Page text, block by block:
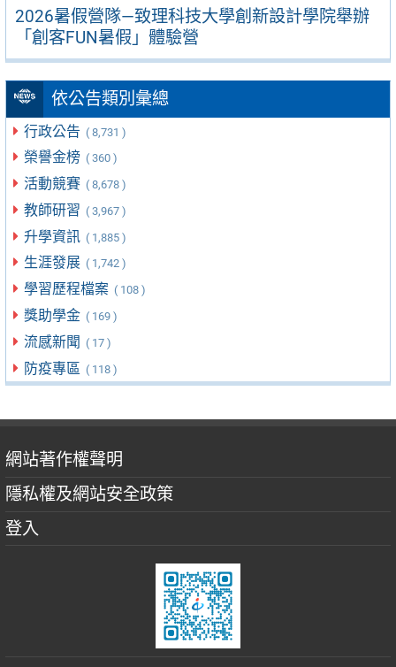
2026暑假營隊—致理科技大學創新設計學院舉辦
「創客FUN暑假」體驗營
依公告類別彙總
行政公告 ( 8,731 )
榮譽金榜 ( 360 )
活動競賽 ( 8,678 )
教師研習 ( 3,967 )
升學資訊 ( 1,885 )
生涯發展 ( 1,742 )
學習歷程檔案 ( 108 )
獎助學金 ( 169 )
流感新聞 ( 17 )
防疫專區 ( 118 )
網站著作權聲明
隱私權及網站安全政策
登入